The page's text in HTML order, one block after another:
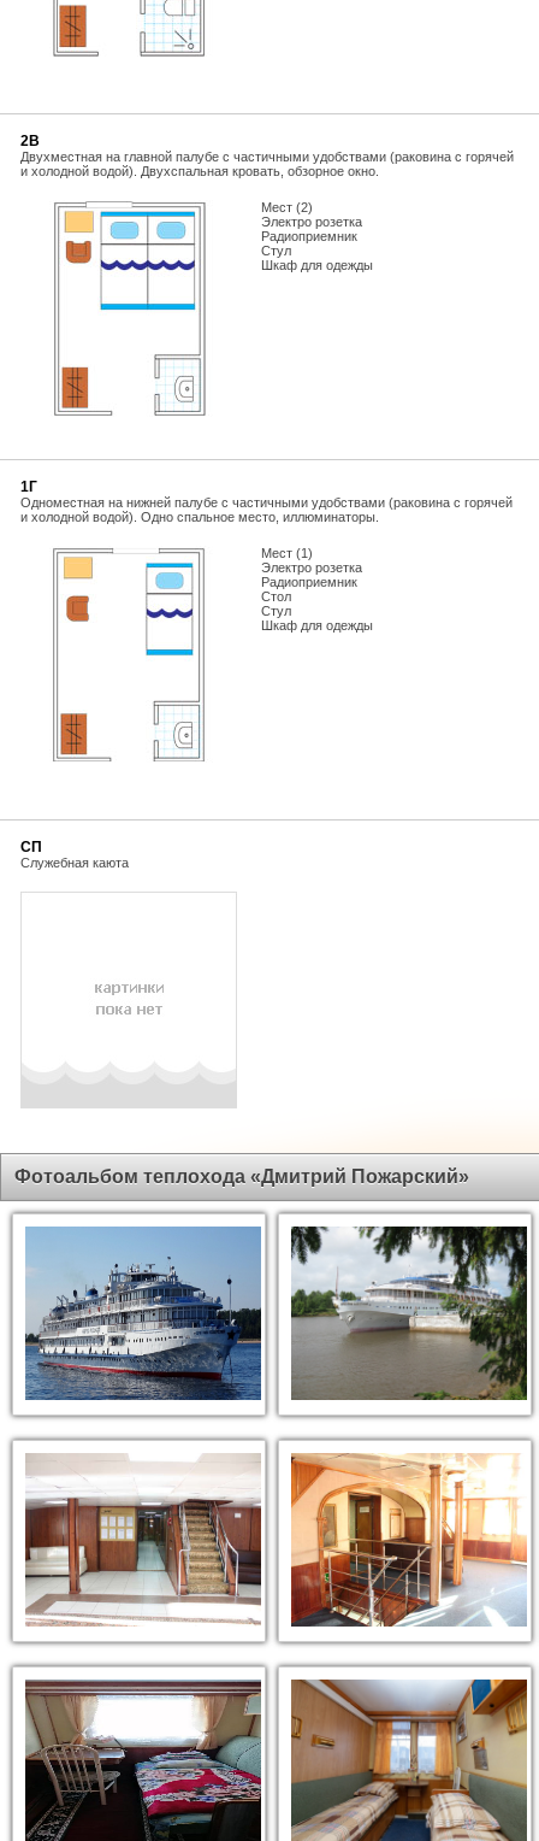
2В
Двухместная на главной палубе с частичными удобствами (раковина с горячей
и холодной водой). Двухспальная кровать, обзорное окно.
Мест (2)
Электро розетка
Радиоприемник
Стул
Шкаф для одежды
1Г
Одноместная на нижней палубе с частичными удобствами (раковина с горячей
и холодной водой). Одно спальное место, иллюминаторы.
Мест (1)
Электро розетка
Радиоприемник
Стол
Стул
Шкаф для одежды
СП
Служебная каюта
Фотоальбом теплохода «Дмитрий Пожарский»